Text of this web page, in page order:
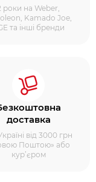
роки на Weber,
Kamado Joe,
та інші бренди
доставка
від 3000 грн
Поштою» або
кур’єром